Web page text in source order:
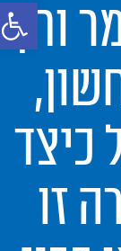
פתח
ותן
כיצד
זו